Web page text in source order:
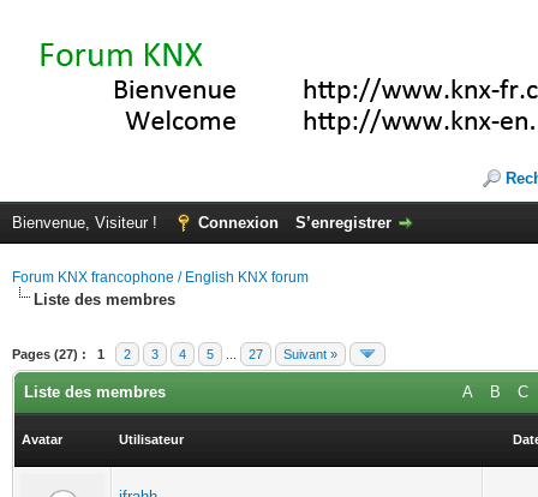
Bienvenue, Visiteur ! Connexion S’enregistrer
Forum KNX francophone / English KNX forum
Liste des membres
Pages (27) : 1 2 3 4 5 27 Suivant »
A B C
Liste des membres
Avatar Utilisateur